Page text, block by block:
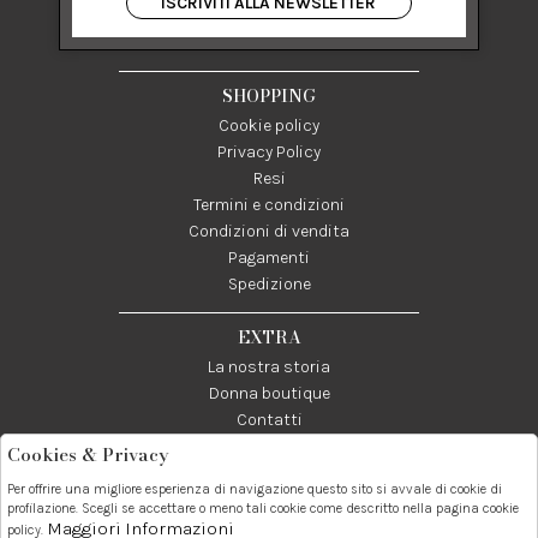
84122 Salerno Italia
P IVA 03024950655
SHOPPING
Cookie policy
Privacy Policy
Resi
Termini e condizioni
Condizioni di vendita
Pagamenti
Spedizione
EXTRA
La nostra storia
Donna boutique
Contatti
Telefono:
089237858
Whatsapp:
3338855601
Contatti:
info@donna1981.it
Cookies & Privacy
Per offrire una migliore esperienza di navigazione questo sito si avvale di cookie di
profilazione. Scegli se accettare o meno tali cookie come descritto nella pagina cookie
policy. Maggiori Informazioni